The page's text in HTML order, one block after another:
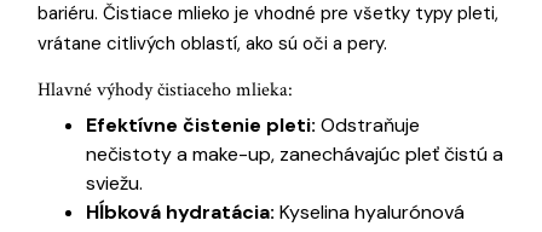
bariéru. Čistiace mlieko je vhodné pre všetky typy pleti,
vrátane citlivých oblastí, ako sú oči a pery.
Hlavné výhody čistiaceho mlieka:
Efektívne čistenie pleti: Odstraňuje
nečistoty a make-up, zanechávajúc pleť čistú a
sviežu.
Hĺbková hydratácia: Kyselina hyalurónová